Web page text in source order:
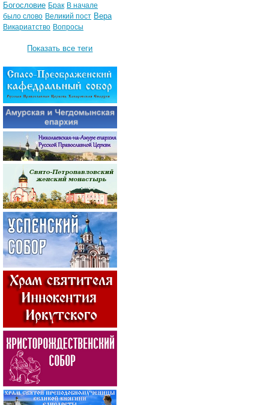
Богословие Брак В начале
было слово Великий пост Вера
Викариатство Вопросы
Показать все теги